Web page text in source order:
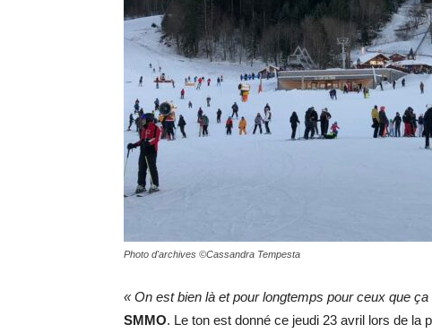
Photo d'archives ©Cassandra Tempesta
« On est bien là et pour longtemps pour ceux que ça
SMMO. Le ton est donné ce jeudi 23 avril lors de la